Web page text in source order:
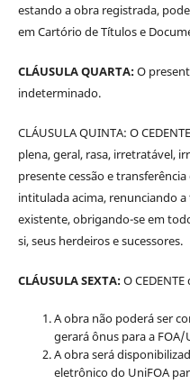
estando a obra registrada,
em Cartório de Títulos e
CLÁUSULA QUARTA:O
indeterminado.
CLÁUSULA QUINTA: O
plena, geral, rasa, irretratável,
presente cessão e
intitulada acima, renunciando
existente, obrigando-se em
si, seus herdeiros e sucessores.
CLÁUSULA SEXTA:O
A obra não poderá ser
gerará ônus para a FOA/
A obra será
eletrônico do UniFOA